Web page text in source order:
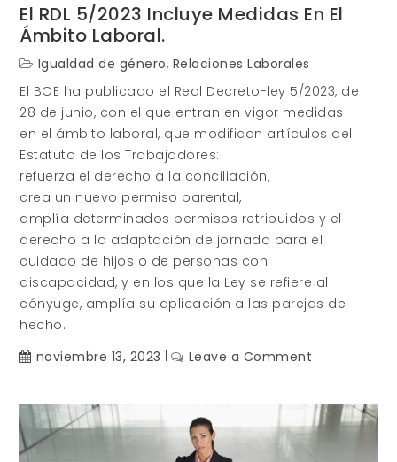
El RDL 5/2023 Incluye Medidas En El
Ámbito Laboral.
Igualdad de género, Relaciones Laborales
El BOE ha publicado el Real Decreto-ley 5/2023, de
28 de junio, con el que entran en vigor medidas
en el ámbito laboral, que modifican artículos del
Estatuto de los Trabajadores:
refuerza el derecho a la conciliación,
crea un nuevo permiso parental,
amplía determinados permisos retribuidos y el
derecho a la adaptación de jornada para el
cuidado de hijos o de personas con
discapacidad, y en los que la Ley se refiere al
cónyuge, amplía su aplicación a las parejas de
hecho.
noviembre 13, 2023
Leave a Comment
5/2023